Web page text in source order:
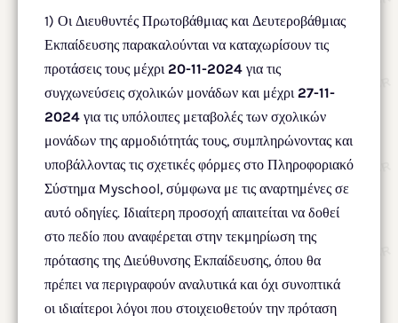
1) Οι Διευθυντές Πρωτοβάθμιας και Δευτεροβάθμιας
Εκπαίδευσης παρακαλούνται να καταχωρίσουν τις
προτάσεις τους μέχρι 20-11-2024 για τις
συγχωνεύσεις σχολικών μονάδων και μέχρι 27-11-
2024 για τις υπόλοιπες μεταβολές των σχολικών
μονάδων της αρμοδιότητάς τους, συμπληρώνοντας και
υποβάλλοντας τις σχετικές φόρμες στο Πληροφοριακό
Σύστημα Myschool, σύμφωνα με τις αναρτημένες σε
αυτό οδηγίες. Ιδιαίτερη προσοχή απαιτείται να δοθεί
στο πεδίο που αναφέρεται στην τεκμηρίωση της
πρότασης της Διεύθυνσης Εκπαίδευσης, όπου θα
πρέπει να περιγραφούν αναλυτικά και όχι συνοπτικά
οι ιδιαίτεροι λόγοι που στοιχειοθετούν την πρόταση